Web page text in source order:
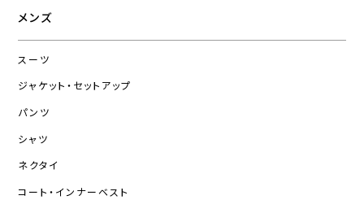
メンズ
スーツ
ジャケット・セットアップ
パンツ
シャツ
ネクタイ
コート・インナーベスト